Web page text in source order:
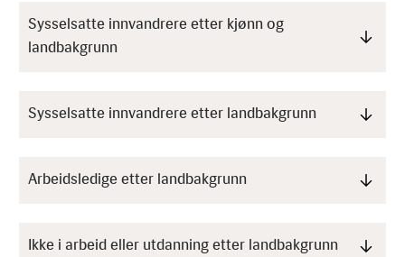
Sysselsatte innvandrere etter kjønn og
landbakgrunn
Sysselsatte innvandrere etter landbakgrunn
Arbeidsledige etter landbakgrunn
Ikke i arbeid eller utdanning etter landbakgrunn